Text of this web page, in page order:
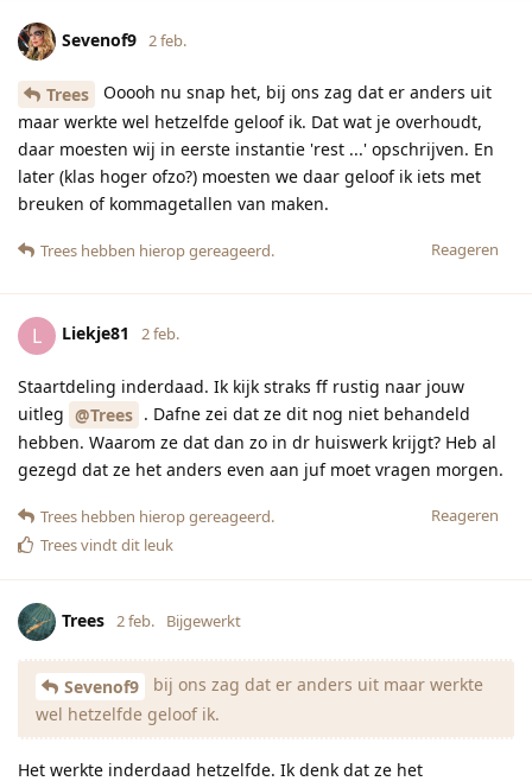
Sevenof9 2 feb.
Trees
Ooooh nu snap het, bij ons zag dat er anders uit
maar werkte wel hetzelfde geloof ik. Dat wat je overhoudt,
daar moesten wij in eerste instantie 'rest ...' opschrijven. En
later (klas hoger ofzo?) moesten we daar geloof ik iets met
breuken of kommagetallen van maken.
Reageren
Trees hebben hierop gereageerd.
L Liekje81 2 feb.
Staartdeling inderdaad. Ik kijk straks ff rustig naar jouw
uitleg @Trees . Dafne zei dat ze dit nog niet behandeld
hebben. Waarom ze dat dan zo in dr huiswerk krijgt? Heb al
gezegd dat ze het anders even aan juf moet vragen morgen.
Reageren
Trees hebben hierop gereageerd.
Treesvindt dit leuk
Trees 2 feb. Bijgewerkt
Sevenof9
bij ons zag dat er anders uit maar werkte
wel hetzelfde geloof ik.
Het werkte inderdaad hetzelfde. Ik denk dat ze het